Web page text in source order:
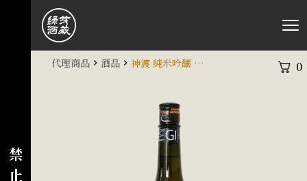
0
代理商品 酒品 神渡 純米吟釀 ワイン 樽貯藏 MIWATARI